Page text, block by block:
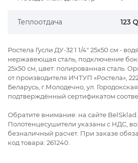
Теплоотдача 123
Ростела Гусли ДУ-32 1 1/4" 25x50 см -
нержавеющая сталь, подключение
25x50 см, цвет: полированная сталь.
от производителя ИЧТУП «Ростела»,
Беларусь, г.Молодечно, ул.
подтверждённый сертификатом
Обратите внимание: на сайте
Полотенцесушители указаны с НДС,
безналичный расчет. При заказе
код товара: 261240.